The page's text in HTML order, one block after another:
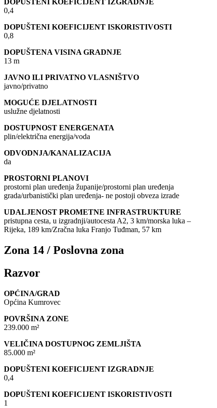
DOPUŠTENI KOEFICIJENT IZGRADNJE
0,4
DOPUŠTENI KOEFICIJENT ISKORISTIVOSTI
0,8
DOPUŠTENA VISINA GRADNJE
13 m
JAVNO ILI PRIVATNO VLASNIŠTVO
javno/privatno
MOGUĆE DJELATNOSTI
uslužne djelatnosti
DOSTUPNOST ENERGENATA
plin/električna energija/voda
ODVODNJA/KANALIZACIJA
da
PROSTORNI PLANOVI
prostorni plan uređenja županije/prostorni plan uređenja
grada/urbanistički plan uređenja- ne postoji obveza izrade
UDALJENOST PROMETNE INFRASTRUKTURE
pristupna cesta, u izgradnji/autocesta A2, 3 km/morska luka –
Rijeka, 189 km/Zračna luka Franjo Tuđman, 57 km
Zona 14 / Poslovna zona
Razvor
OPĆINA/GRAD
Općina Kumrovec
POVRŠINA ZONE
239.000 m²
VELIČINA DOSTUPNOG ZEMLJIŠTA
85.000 m²
DOPUŠTENI KOEFICIJENT IZGRADNJE
0,4
DOPUŠTENI KOEFICIJENT ISKORISTIVOSTI
1